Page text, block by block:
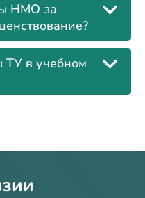
НМО за
ТУ в учебном